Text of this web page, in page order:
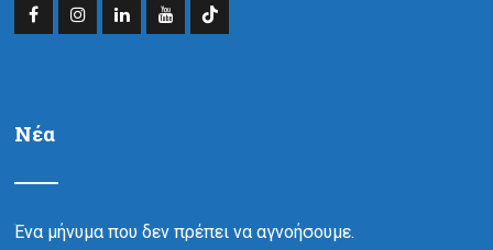
Νέα
Ένα μήνυμα που δεν πρέπει να αγνοήσουμε.